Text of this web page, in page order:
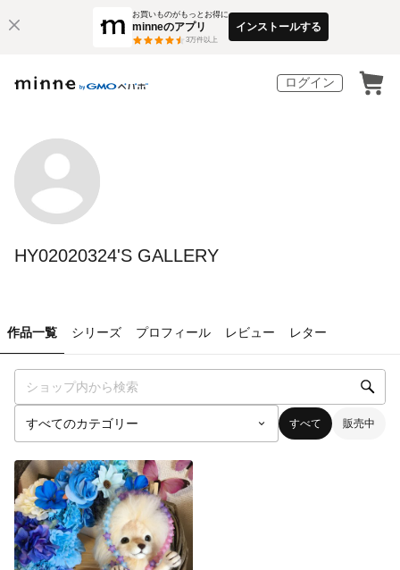
お買いものがもっとお得に
minneのアプリ
3万件以上
インストールする
ログイン
HY02020324'S GALLERY
作品一覧 シリーズ プロフィール レビュー レター
すべて 販売中